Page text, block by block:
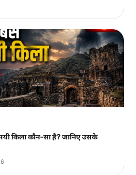
किला कौन-सा है? जानिए उसके